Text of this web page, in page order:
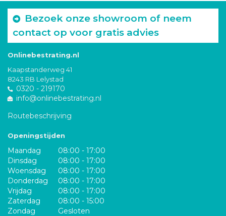
Bezoek onze showroom of neem
contact op voor gratis advies
Onlinebestrating.nl
Kaapstanderweg 41
8243 RB Lelystad
0320 - 219170
info@onlinebestrating.nl
Routebeschrijving
Openingstijden
Maandag
08:00 - 17:00
Dinsdag
08:00 - 17:00
Woensdag
08:00 - 17:00
Donderdag
08:00 - 17:00
Vrijdag
08:00 - 17:00
Zaterdag
08:00 - 15:00
Zondag
Gesloten